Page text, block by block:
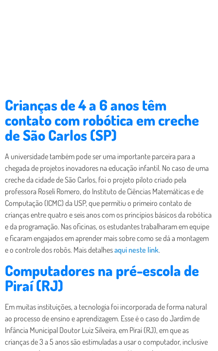
Crianças de 4 a 6 anos têm
contato com robótica em creche
de São Carlos (SP)
A universidade também pode ser uma importante parceira para a
chegada de projetos inovadores na educação infantil. No caso de uma
creche da cidade de São Carlos, foi o projeto piloto criado pela
professora Roseli Romero, do Instituto de Ciências Matemáticas e de
Computação (ICMC) da USP, que permitiu o primeiro contato de
crianças entre quatro e seis anos com os princípios básicos da robótica
e da programação. Nas oficinas, os estudantes trabalharam em equipe
e ficaram engajados em aprender mais sobre como se dá a montagem
e o controle dos robôs. Mais detalhesaqui neste link.
Computadores na pré-escola de
Piraí (RJ)
Em muitas instituições, a tecnologia foi incorporada de forma natural
ao processo de ensino e aprendizagem. Esse é o caso do Jardim de
Infância Municipal Doutor Luiz Silveira, em Piraí (RJ), em que as
crianças de 3 a 5 anos são estimuladas a usar o computador, inclusive